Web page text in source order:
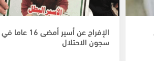
الإفراج عن أسير أمضى 16 عاما في
سجون الاحتلال